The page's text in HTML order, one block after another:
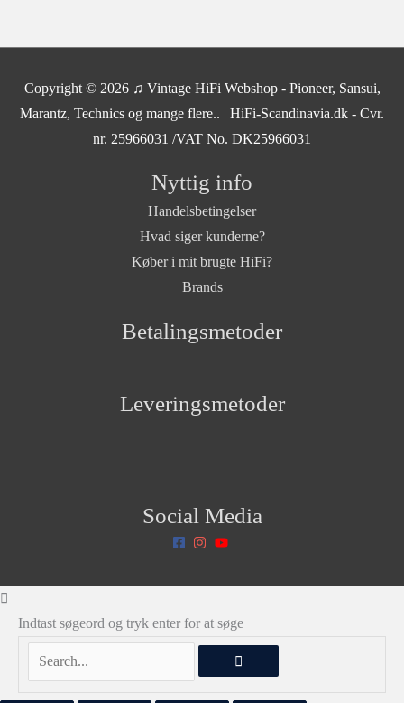
Copyright © 2026 ♫ Vintage HiFi Webshop - Pioneer, Sansui,
Marantz, Technics og mange flere.. | HiFi-Scandinavia.dk - Cvr.
nr. 25966031 /VAT No. DK25966031
Nyttig info
Handelsbetingelser
Hvad siger kunderne?
Køber i mit brugte HiFi?
Brands
Betalingsmetoder
Leveringsmetoder
Social Media
Indtast søgeord og tryk enter for at søge